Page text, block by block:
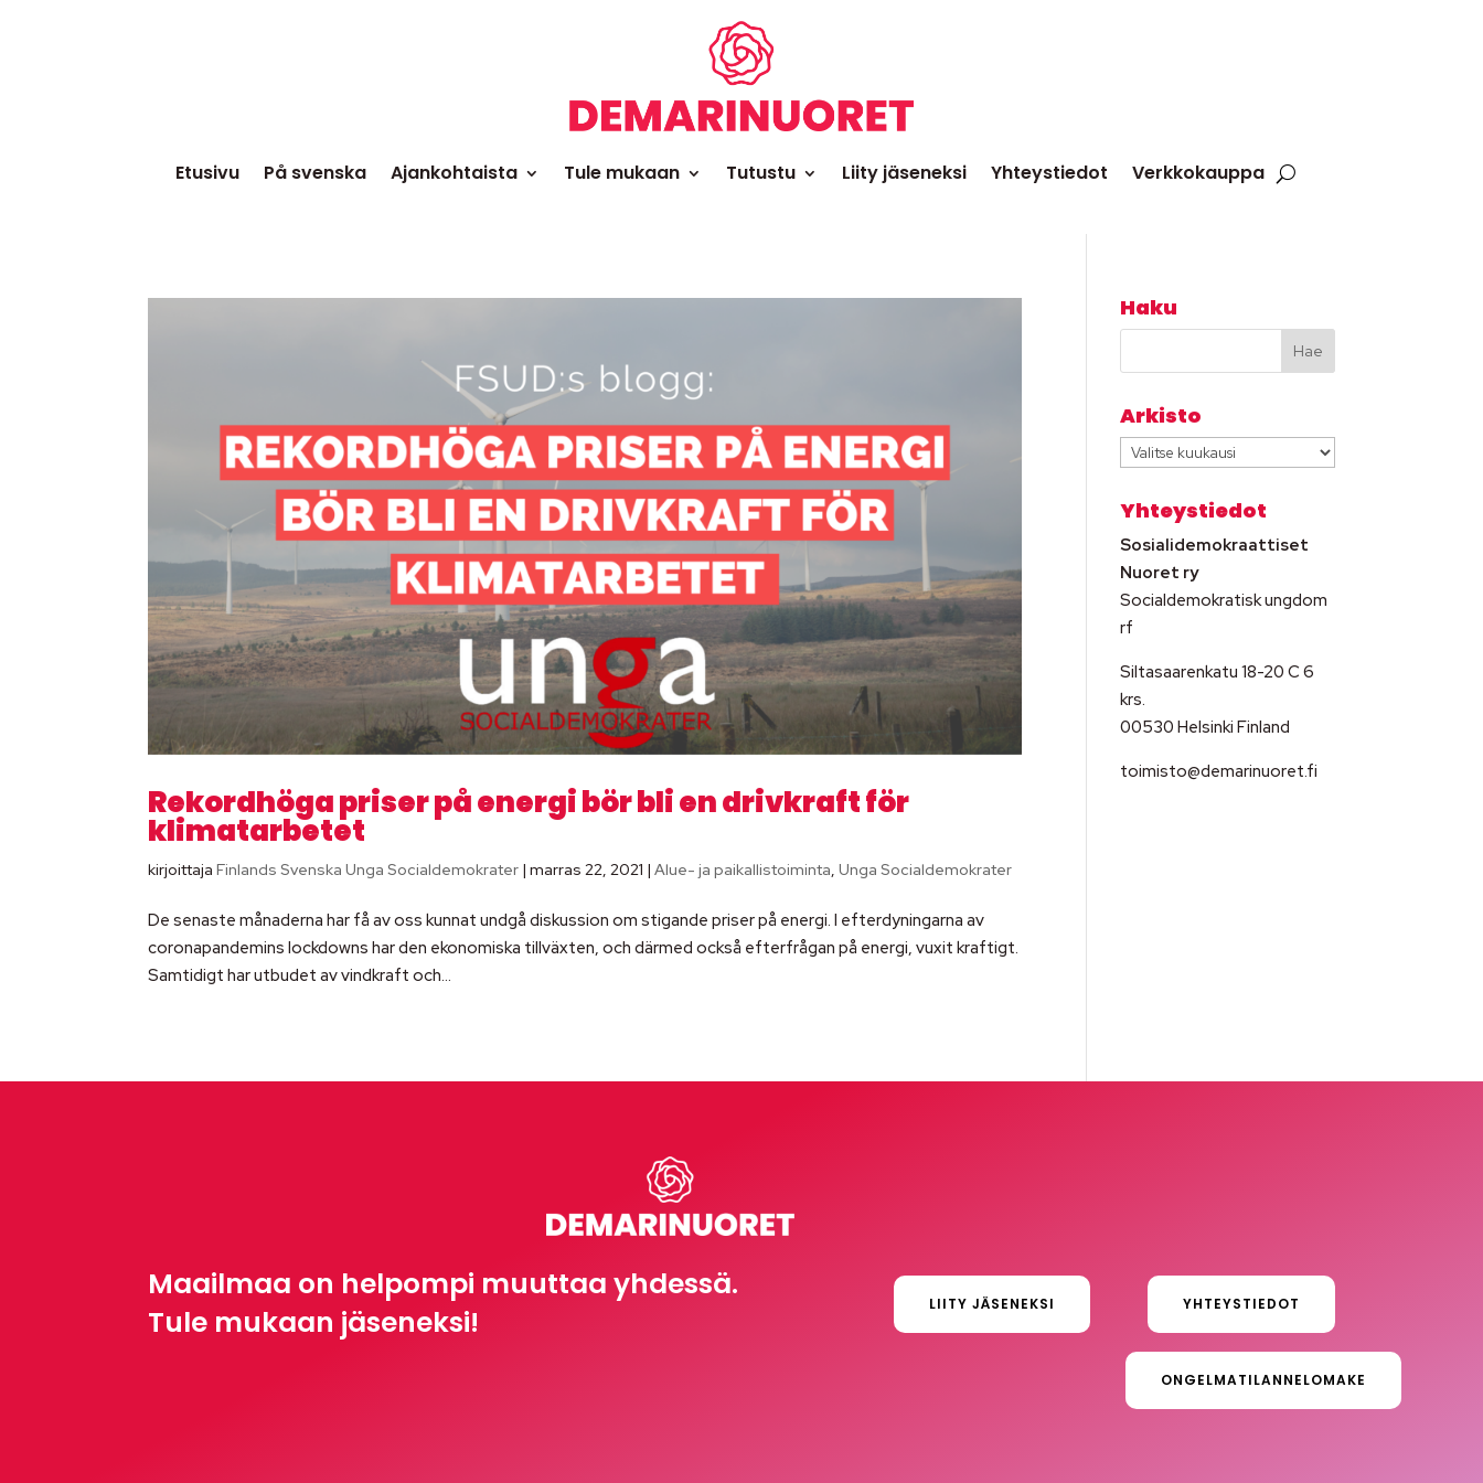
Etusivu På svenska Ajankohtaista Tule mukaan Tutustu Liity jäseneksi Yhteystiedot Verkkokauppa
Rekordhöga priser på energi bör bli en drivkraft för
klimatarbetet
kirjoittajaFinlands Svenska Unga Socialdemokrater |marras 22, 2021 |Alue- ja paikallistoiminta ,Unga Socialdemokrater
De senaste månaderna har få av oss kunnat undgå diskussion om stigande priser på energi. I efterdyningarna av
coronapandemins lockdowns har den ekonomiska tillväxten, och därmed också efterfrågan på energi, vuxit kraftigt.
Samtidigt har utbudet av vindkraft och...
Haku
Arkisto
Arkisto
Yhteystiedot
Sosialidemokraattiset
Nuoret ry
Socialdemokratisk ungdom
rf
Siltasaarenkatu 18-20 C 6
krs.
00530 Helsinki Finland
toimisto@demarinuoret.fi
Maailmaa on helpompi muuttaa yhdessä.
Tule mukaan jäseneksi!
LIITY JÄSENEKSI YHTEYSTIEDOT
ONGELMATILANNELOMAKE